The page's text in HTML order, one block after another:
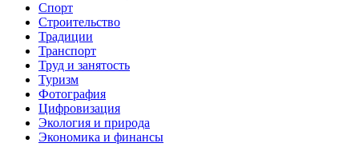
Спорт
Строительство
Традиции
Транспорт
Труд и занятость
Туризм
Фотография
Цифровизация
Экология и природа
Экономика и финансы